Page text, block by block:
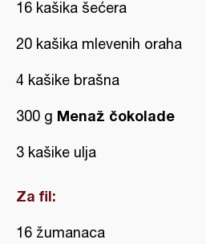
16 kašika šećera
20 kašika mlevenih oraha
4 kašike brašna
300 g Menaž čokolade
3 kašike ulja
Za fil:
16 žumanaca